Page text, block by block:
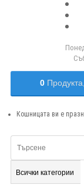
0 Продукта,
Кошницата ви е
Всички категории